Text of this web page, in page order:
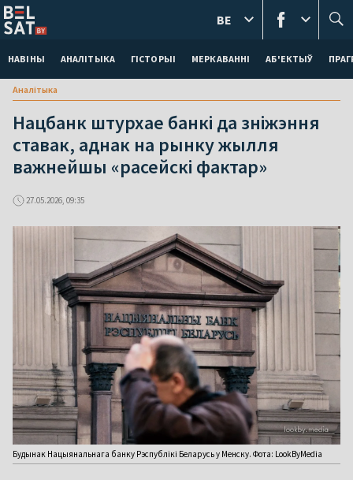
НАВІНЫ АНАЛІТЫКА ГІСТОРЫІ МЕРКАВАННI АБ'ЕКТЫЎ
BE
Аналітыка
Нацбанк штурхае банкі да зніжэння
ставак, аднак на рынку жылля
важнейшы «расейскі фактар»
27.05.2026, 09:35
Будынак Нацыянальнага банку Рэспублікі Беларусь у Менску. Фота: LookByMedia